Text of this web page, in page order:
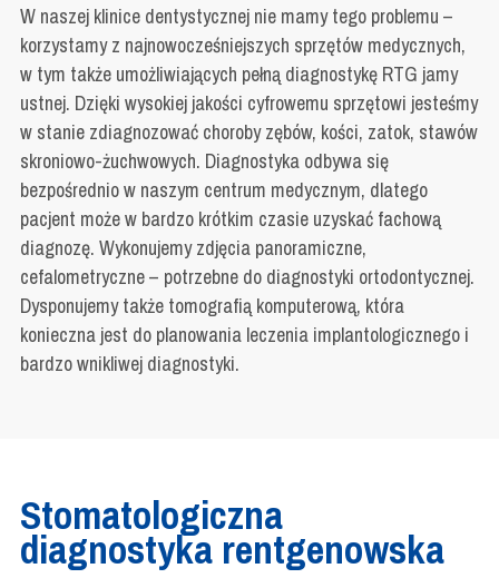
W naszej klinice dentystycznej nie mamy tego problemu –
korzystamy z najnowocześniejszych sprzętów medycznych,
w tym także umożliwiających pełną diagnostykę RTG jamy
ustnej. Dzięki wysokiej jakości cyfrowemu sprzętowi jesteśmy
w stanie zdiagnozować choroby zębów, kości, zatok, stawów
skroniowo-żuchwowych. Diagnostyka odbywa się
bezpośrednio w naszym centrum medycznym, dlatego
pacjent może w bardzo krótkim czasie uzyskać fachową
diagnozę. Wykonujemy zdjęcia panoramiczne,
cefalometryczne – potrzebne do diagnostyki ortodontycznej.
Dysponujemy także tomografią komputerową, która
konieczna jest do planowania leczenia implantologicznego i
bardzo wnikliwej diagnostyki.
Stomatologiczna
diagnostyka rentgenowska